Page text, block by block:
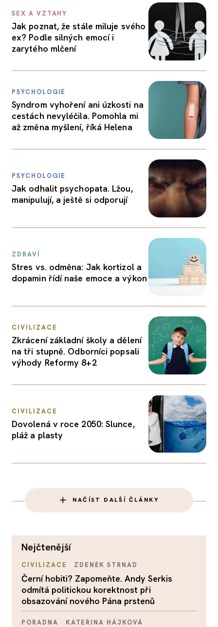
SEX A VZTAHY
Jak poznat, že stále miluje svého
ex? Podle silných emocí i
zarytého mlčení
PSYCHOLOGIE
Syndrom vyhoření ani úzkosti na
cestách nevyléčila. Pomohla mi
až změna myšlení, říká Helena
PSYCHOLOGIE
Jak odhalit psychopata. Lžou,
manipulují, a ještě si odporují
ZDRAVÍ
Stres vs. odměna: Jak kortizol a
dopamin řídí naše emoce a výkon
CIVILIZACE
Zkrácení základní školy a dělení
na tři stupně. Odborníci popsali
výhody Reformy 8+2
CIVILIZACE
Dovolená v roce 2050: Slunce,
pláž a plasty
NAČÍST DALŠÍ ČLÁNKY
nejčtenější
CIVILIZACE ZDENĚK STRNAD
Černí hobiti? Zapomeňte. Andy Serkis
odmítá politickou korektnost při
obsazování nového Pána prstenů
PORADNA KATEŘINA HÁJKOVÁ